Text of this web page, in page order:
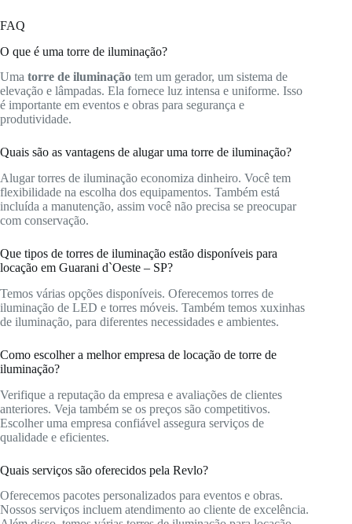
FAQ
O que é uma torre de iluminação?
Uma torre de iluminação tem um gerador, um sistema de
elevação e lâmpadas. Ela fornece luz intensa e uniforme. Isso
é importante em eventos e obras para segurança e
produtividade.
Quais são as vantagens de alugar uma torre de iluminação?
Alugar torres de iluminação economiza dinheiro. Você tem
flexibilidade na escolha dos equipamentos. Também está
incluída a manutenção, assim você não precisa se preocupar
com conservação.
Que tipos de torres de iluminação estão disponíveis para
locação em Guarani d`Oeste – SP?
Temos várias opções disponíveis. Oferecemos torres de
iluminação de LED e torres móveis. Também temos xuxinhas
de iluminação, para diferentes necessidades e ambientes.
Como escolher a melhor empresa de locação de torre de
iluminação?
Verifique a reputação da empresa e avaliações de clientes
anteriores. Veja também se os preços são competitivos.
Escolher uma empresa confiável assegura serviços de
qualidade e eficientes.
Quais serviços são oferecidos pela Revlo?
Oferecemos pacotes personalizados para eventos e obras.
Nossos serviços incluem atendimento ao cliente de excelência.